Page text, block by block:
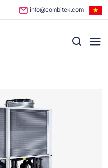
info@combitek.com